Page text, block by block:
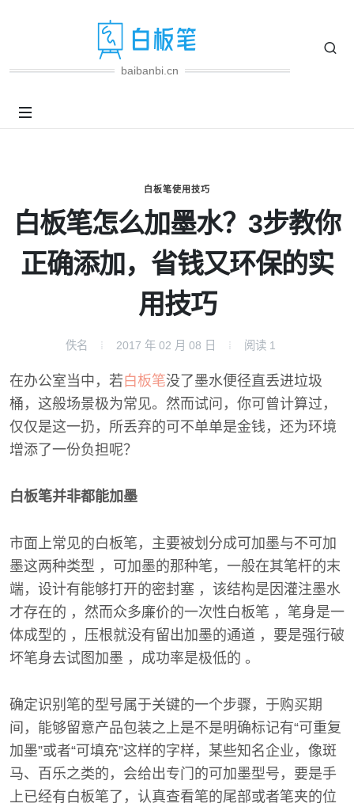
baibanbi.cn
白板笔使用技巧
白板笔怎么加墨水？3步教你
正确添加，省钱又环保的实
用技巧
佚名 2017 年 02 月 08 日 阅读 1
在办公室当中，若白板笔没了墨水便径直丢进垃圾
桶，这般场景极为常见。然而试问，你可曾计算过，
仅仅是这一扔，所丢弃的可不单单是金钱，还为环境
增添了一份负担呢？
白板笔并非都能加墨
市面上常见的白板笔，主要被划分成可加墨与不可加
墨这两种类型 ，可加墨的那种笔，一般在其笔杆的末
端，设计有能够打开的密封塞 ，该结构是因灌注墨水
才存在的 ，然而众多廉价的一次性白板笔 ，笔身是一
体成型的 ，压根就没有留出加墨的通道 ，要是强行破
坏笔身去试图加墨 ，成功率是极低的 。
确定识别笔的型号属于关键的一个步骤，于购买期
间，能够留意产品包装之上是不是明确标记有“可重复
加墨”或者“可填充”这样的字样，某些知名企业，像斑
马、百乐之类的，会给出专门的可加墨型号，要是手
上已经有白板笔了，认真查看笔的尾部或者笔夹的位